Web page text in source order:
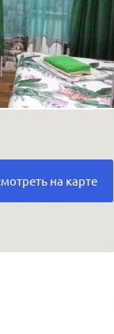
на карте